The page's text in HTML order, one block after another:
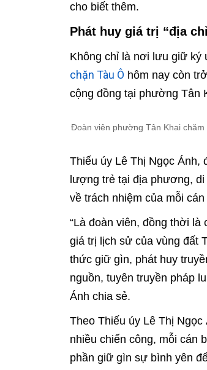
cho biết thêm.
Phát huy giá trị “địa
Không chỉ là nơi lưu giữ ký
chặn Tàu Ô hôm nay còn
cộng đồng tại phường Tân
Đoàn viên phường Tân Khai
Thiếu úy Lê Thị Ngọc Ánh,
lượng trẻ tại địa phương,
về trách nhiệm của mỗi
“Là đoàn viên, đồng thời
giá trị lịch sử của vùng đất
thức giữ gìn, phát huy
nguồn, tuyên truyền pháp
Ánh chia sẻ.
Theo Thiếu úy Lê Thị
nhiều chiến công, mỗi cán
phần giữ gìn sự bình yên